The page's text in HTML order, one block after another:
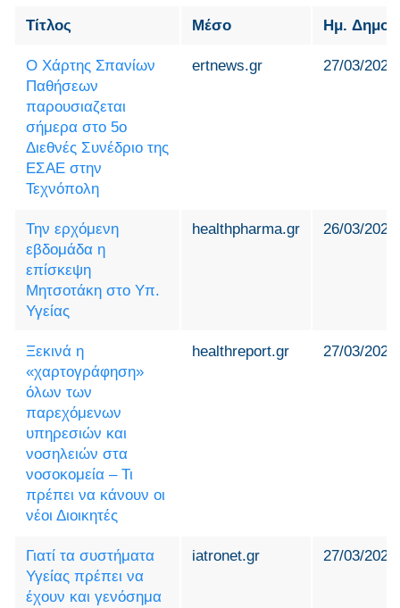
Τίτλος Μέσο Ημ.
Ο Χάρτης Σπανίων
Παθήσεων
παρουσιαζεται
σήμερα στο 5ο
Διεθνές Συνέδριο της
ΕΣΑΕ στην
Τεχνόπολη
ertnews.gr 27/03/2025
Την ερχόμενη
εβδομάδα η
επίσκεψη
Μητσοτάκη στο Υπ.
Υγείας
healthpharma.gr 26/03/2025
Ξεκινά η
«χαρτογράφηση»
όλων των
παρεχόμενων
υπηρεσιών και
νοσηλειών στα
νοσοκομεία – Τι
πρέπει να κάνουν οι
νέοι Διοικητές
healthreport.gr 27/03/2025
Γιατί τα συστήματα
Υγείας πρέπει να
έχουν και γενόσημα
iatronet.gr 27/03/2025